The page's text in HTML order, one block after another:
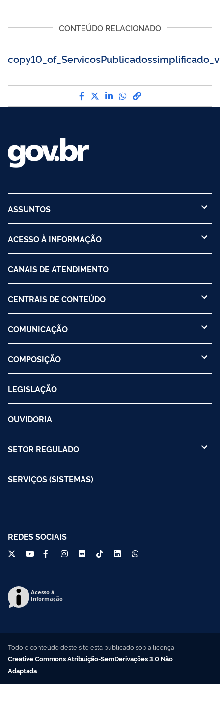
CONTEÚDO RELACIONADO
Compartilhe por Facebook
Compartilhe por Twitter
Compartilhe por
Compartilhe por
link para Copiar
ASSUNTOS
ACESSO À INFORMAÇÃO
CANAIS DE ATENDIMENTO
CENTRAIS DE CONTEÚDO
COMUNICAÇÃO
COMPOSIÇÃO
LEGISLAÇÃO
OUVIDORIA
SETOR REGULADO
SERVIÇOS (SISTEMAS)
REDES SOCIAIS
Acesso à
Informação
Todo o conteúdo deste site está publicado sob a licença
Creative Commons Atribuição-SemDerivações 3.0 Não
Adaptada